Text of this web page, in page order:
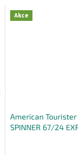
Akce
American Tourister
SPINNER 67/24